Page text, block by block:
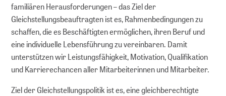
familiären Herausforderungen – das Ziel der
Gleichstellungsbeauftragten ist es, Rahmenbedingungen zu
schaffen, die es Beschäftigten ermöglichen, ihren Beruf und
eine individuelle Lebensführung zu vereinbaren. Damit
unterstützen wir Leistungsfähigkeit, Motivation, Qualifikation
und Karrierechancen aller Mitarbeiterinnen und Mitarbeiter.
Ziel der Gleichstellungspolitik ist es, eine gleichberechtigte